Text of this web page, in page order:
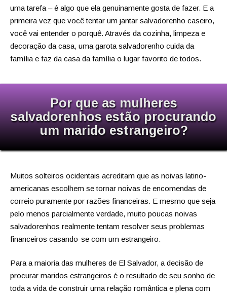
uma tarefa – é algo que ela genuinamente gosta de fazer. E a
primeira vez que você tentar um jantar salvadorenho caseiro,
você vai entender o porquê. Através da cozinha, limpeza e
decoração da casa, uma garota salvadorenho cuida da
família e faz da casa da família o lugar favorito de todos.
Por que as mulheres
salvadorenhos estão procurando
um marido estrangeiro?
Muitos solteiros ocidentais acreditam que as noivas latino-
americanas escolhem se tornar noivas de encomendas de
correio puramente por razões financeiras. E mesmo que seja
pelo menos parcialmente verdade, muito poucas noivas
salvadorenhos realmente tentam resolver seus problemas
financeiros casando-se com um estrangeiro.
Para a maioria das mulheres de El Salvador, a decisão de
procurar maridos estrangeiros é o resultado de seu sonho de
toda a vida de construir uma relação romântica e plena com